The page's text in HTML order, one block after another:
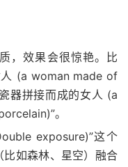
，效果会很惊艳。比
(a woman made of
器拼接而成的女人 (a
。
exposure)”这个
如森林、星空）融合